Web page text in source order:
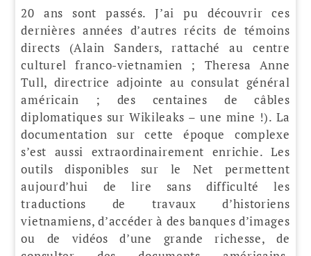
20 ans sont passés. J’ai pu découvrir ces
dernières années d’autres récits de témoins
directs (Alain Sanders, rattaché au centre
culturel franco-vietnamien ; Theresa Anne
Tull, directrice adjointe au consulat général
américain ; des centaines de câbles
diplomatiques sur Wikileaks – une mine !). La
documentation sur cette époque complexe
s’est aussi extraordinairement enrichie. Les
outils disponibles sur le Net permettent
aujourd’hui de lire sans difficulté les
traductions de travaux d’historiens
vietnamiens, d’accéder à des banques d’images
ou de vidéos d’une grande richesse, de